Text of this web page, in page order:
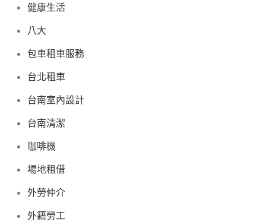
健康生活
八大
包車租車服務
台北租車
台南室內設計
台南清潔
咖啡機
場地租借
外勞仲介
外籍勞工